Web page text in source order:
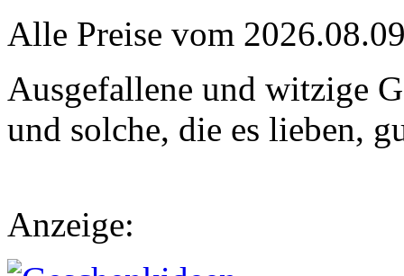
Alle Preise vom
Ausgefallene und witzige
und solche, die es lieben,
Anzeige: